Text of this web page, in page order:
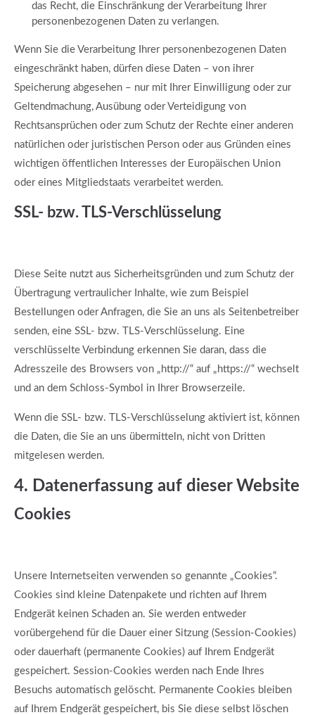
das Recht, die Einschränkung der Verarbeitung Ihrer
personenbezogenen Daten zu verlangen.
Wenn Sie die Verarbeitung Ihrer personenbezogenen Daten
eingeschränkt haben, dürfen diese Daten – von ihrer
Speicherung abgesehen – nur mit Ihrer Einwilligung oder zur
Geltendmachung, Ausübung oder Verteidigung von
Rechtsansprüchen oder zum Schutz der Rechte einer anderen
natürlichen oder juristischen Person oder aus Gründen eines
wichtigen öffentlichen Interesses der Europäischen Union
oder eines Mitgliedstaats verarbeitet werden.
SSL- bzw. TLS-Verschlüsselung
Diese Seite nutzt aus Sicherheitsgründen und zum Schutz der
Übertragung vertraulicher Inhalte, wie zum Beispiel
Bestellungen oder Anfragen, die Sie an uns als Seitenbetreiber
senden, eine SSL- bzw. TLS-Verschlüsselung. Eine
verschlüsselte Verbindung erkennen Sie daran, dass die
Adresszeile des Browsers von „http://“ auf „https://“ wechselt
und an dem Schloss-Symbol in Ihrer Browserzeile.
Wenn die SSL- bzw. TLS-Verschlüsselung aktiviert ist, können
die Daten, die Sie an uns übermitteln, nicht von Dritten
mitgelesen werden.
4. Datenerfassung auf dieser Website
Cookies
Unsere Internetseiten verwenden so genannte „Cookies“.
Cookies sind kleine Datenpakete und richten auf Ihrem
Endgerät keinen Schaden an. Sie werden entweder
vorübergehend für die Dauer einer Sitzung (Session-Cookies)
oder dauerhaft (permanente Cookies) auf Ihrem Endgerät
gespeichert. Session-Cookies werden nach Ende Ihres
Besuchs automatisch gelöscht. Permanente Cookies bleiben
auf Ihrem Endgerät gespeichert, bis Sie diese selbst löschen